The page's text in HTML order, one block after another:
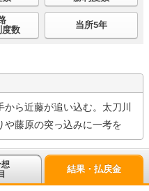
度数
当所5年
ら近藤が追い込む。太刀川
や藤原の突っ込みに一考を
結果・払戻金